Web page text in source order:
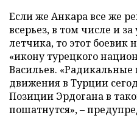
Если же Анкара все же
всерьез, в том числе и
летчика, то этот боевик
«икону турецкого
Васильев.
движения в Турции
Позиции Эрдогана в
пошатнутся», –